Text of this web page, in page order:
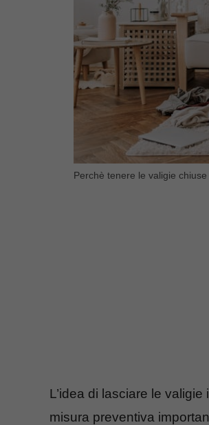
Perchè tenere le valigie
L’idea di lasciare le
misura preventiva